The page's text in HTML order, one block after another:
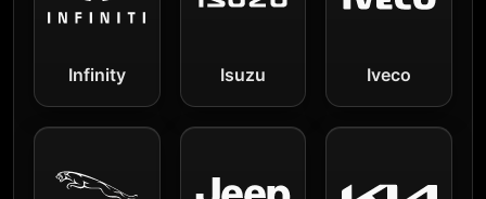
Infinity Isuzu Iveco